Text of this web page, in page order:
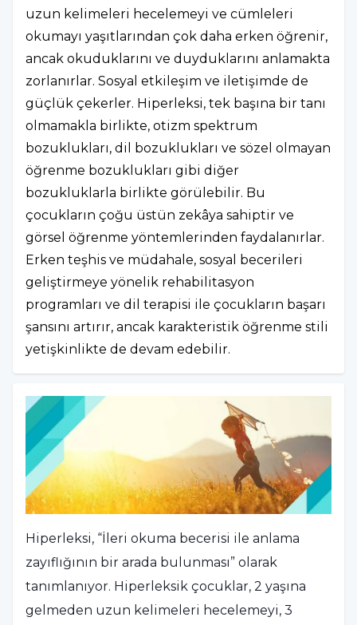
uzun kelimeleri hecelemeyi ve cümleleri
okumayı yaşıtlarından çok daha erken öğrenir,
ancak okuduklarını ve duyduklarını anlamakta
zorlanırlar. Sosyal etkileşim ve iletişimde de
güçlük çekerler. Hiperleksi, tek başına bir tanı
olmamakla birlikte, otizm spektrum
bozuklukları, dil bozuklukları ve sözel olmayan
öğrenme bozuklukları gibi diğer
bozukluklarla birlikte görülebilir. Bu
çocukların çoğu üstün zekâya sahiptir ve
görsel öğrenme yöntemlerinden faydalanırlar.
Erken teşhis ve müdahale, sosyal becerileri
geliştirmeye yönelik rehabilitasyon
programları ve dil terapisi ile çocukların başarı
şansını artırır, ancak karakteristik öğrenme stili
yetişkinlikte de devam edebilir.
Hiperleksi, “İleri okuma becerisi ile anlama
zayıflığının bir arada bulunması” olarak
tanımlanıyor. Hiperleksik çocuklar, 2 yaşına
gelmeden uzun kelimeleri hecelemeyi, 3